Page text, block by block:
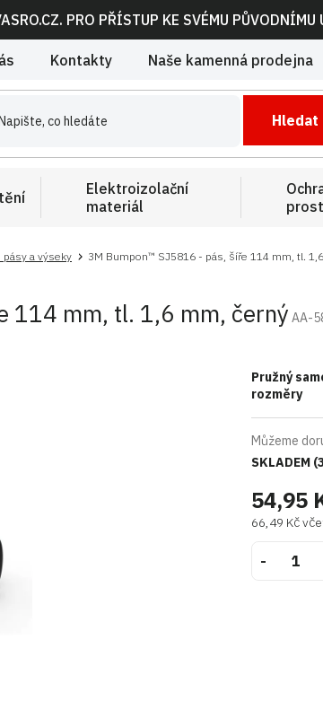
PRO PŘÍSTUP KE SVÉMU
Kontakty Naše kamenná prodejna
Hledat
Elektroizolační
materiál
pásy a výseky 3M Bumpon™ SJ5816 - pás, šíře 114 mm, tl.
114 mm, tl. 1,6 mm, černý AA-
54,95
66,49 Kč
SKLADEM
Můžeme
Pružný
rozměry